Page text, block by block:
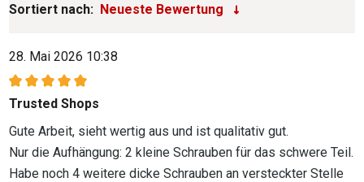
Sortiert nach:
28. Mai 2026 10:38
Bewertung mit 5 von 5 Sternen
Trusted Shops
Gute Arbeit, sieht wertig aus und ist qualitativ gut.
Nur die Aufhängung: 2 kleine Schrauben für das schwere Teil.
Habe noch 4 weitere dicke Schrauben an versteckter Stelle